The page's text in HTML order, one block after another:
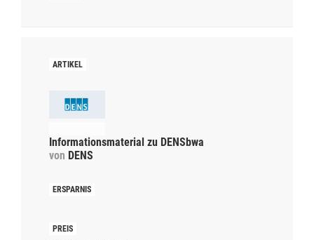
Informationsmaterial zu DENSbwa
von DENS